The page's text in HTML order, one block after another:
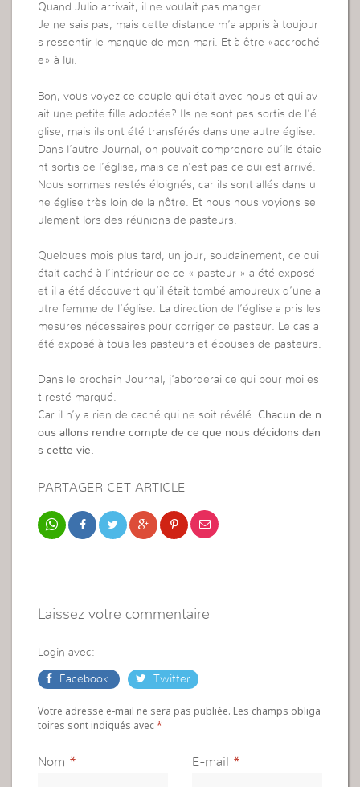
Quand Julio arrivait, il ne voulait pas manger.
Je ne sais pas, mais cette distance m’a appris à toujour
s ressentir le manque de mon mari. Et à être «accroché
e» à lui.
Bon, vous voyez ce couple qui était avec nous et qui av
ait une petite fille adoptée? Ils ne sont pas sortis de l’é
glise, mais ils ont été transférés dans une autre église.
Dans l’autre Journal, on pouvait comprendre qu’ils étaie
nt sortis de l’église, mais ce n’est pas ce qui est arrivé.
Nous sommes restés éloignés, car ils sont allés dans u
ne église très loin de la nôtre. Et nous nous voyions se
ulement lors des réunions de pasteurs.
Quelques mois plus tard, un jour, soudainement, ce qui
était caché à l’intérieur de ce « pasteur » a été exposé
et il a été découvert qu’il était tombé amoureux d’une a
utre femme de l’église. La direction de l’église a pris les
mesures nécessaires pour corriger ce pasteur. Le cas a
été exposé à tous les pasteurs et épouses de pasteurs.
Dans le prochain Journal, j’aborderai ce qui pour moi es
t resté marqué.
Car il n’y a rien de caché qui ne soit révélé. Chacun de n
ous allons rendre compte de ce que nous décidons dan
s cette vie.
PARTAGER CET ARTICLE
Laissez votre commentaire
Login avec:
Facebook Twitter
Votre adresse e-mail ne sera pas publiée. Les champs obliga
toires sont indiqués avec*
Nom * E-mail *